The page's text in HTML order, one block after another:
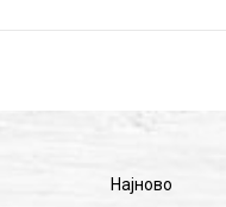
Најново